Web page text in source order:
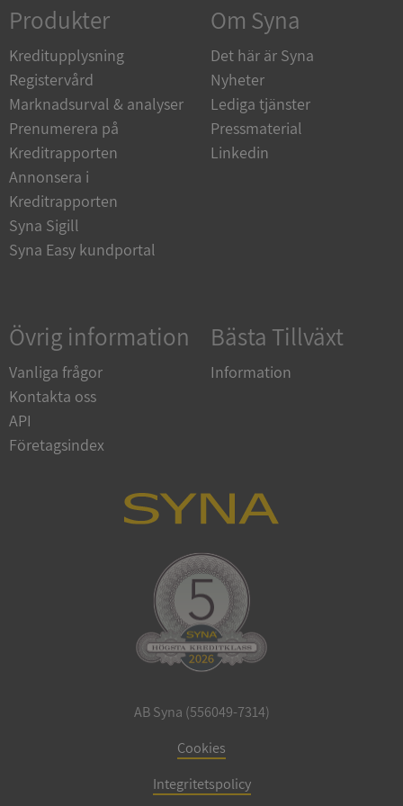
Produkter
Kreditupplysning
Registervård
Marknadsurval & analyser
Prenumerera på
Kreditrapporten
Annonsera i
Kreditrapporten
Syna Sigill
Syna Easy kundportal
Om Syna
Det här är Syna
Nyheter
Lediga tjänster
Pressmaterial
Linkedin
Övrig information
Vanliga frågor
Kontakta oss
API
Företagsindex
Bästa Tillväxt
Information
AB Syna (556049-7314)
Cookies
Integritetspolicy
Oklassificerade
Strikt nödvändiga kakor tillåter
kärnwebbplatsfunktioner som användarinloggning
användas ordentligt utan strikt nödvändiga cookies.
Namn
Leverantör
Domän
ASP.NET_SessionId
Microsoft
Corporation
de.syna.se